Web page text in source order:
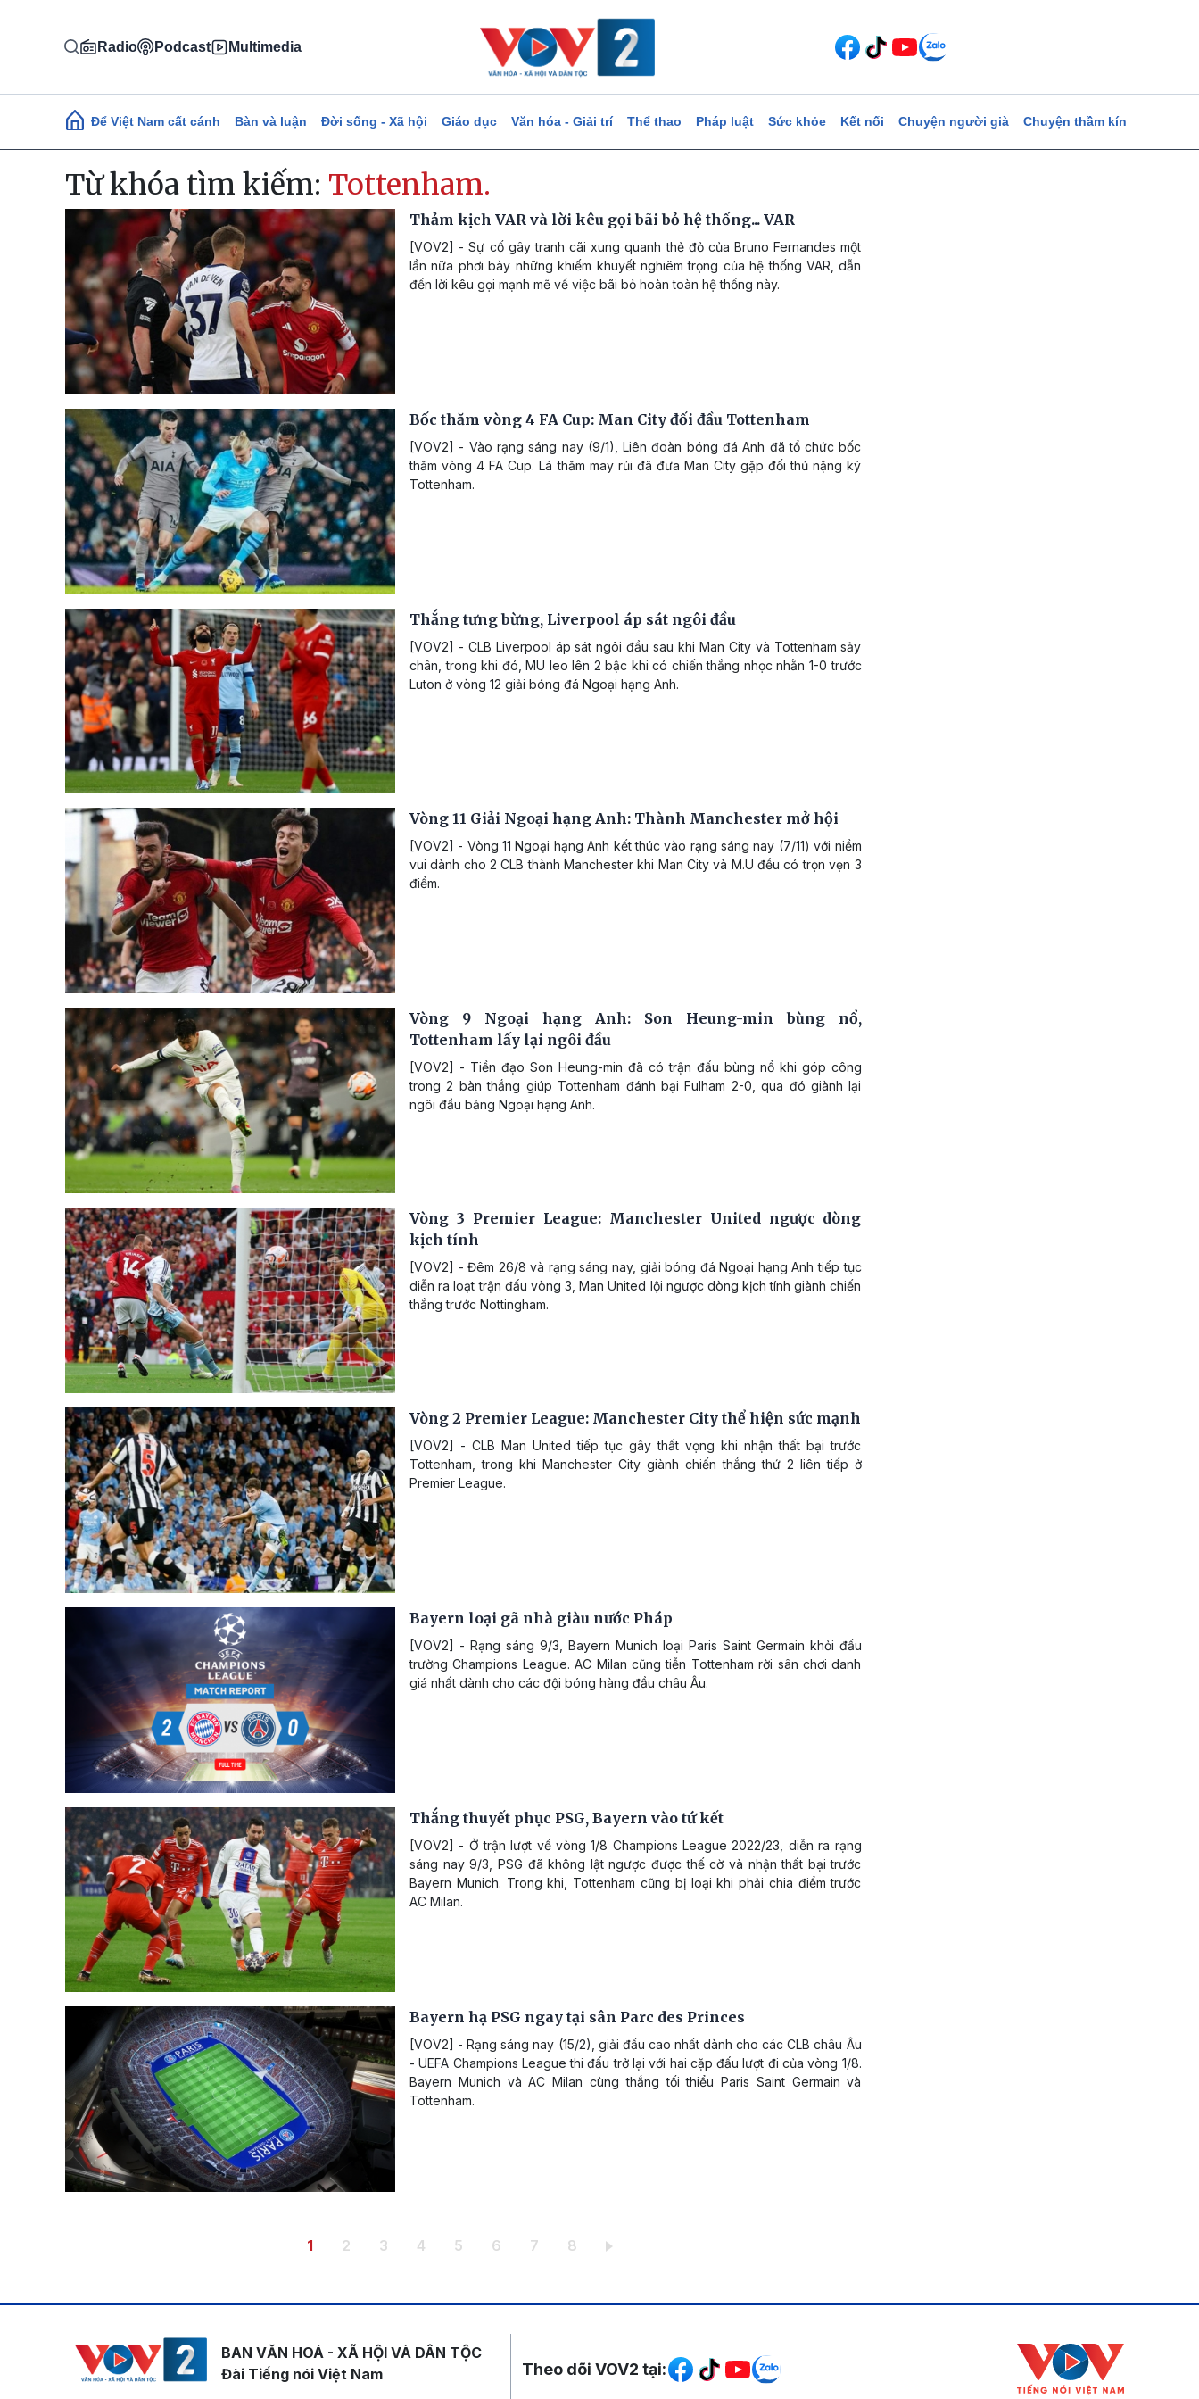
Radio Podcast Multimedia
Main navigation
Để Việt Nam cất cánh Bàn và luận Đời sống - Xã hội Giáo dục Văn hóa - Giải trí Thể thao Pháp luật Sức khỏe Kết nối Chuyện người già Chuyện thầm kín
Từ khóa tìm kiếm: Tottenham.
Thảm kịch VAR và lời kêu gọi bãi bỏ hệ thống... VAR
[VOV2] - Sự cố gây tranh cãi xung quanh thẻ đỏ của Bruno Fernandes một
lần nữa phơi bày những khiếm khuyết nghiêm trọng của hệ thống VAR, dẫn
đến lời kêu gọi mạnh mẽ về việc bãi bỏ hoàn toàn hệ thống này.
Bốc thăm vòng 4 FA Cup: Man City đối đầu Tottenham
[VOV2] - Vào rạng sáng nay (9/1), Liên đoàn bóng đá Anh đã tổ chức bốc
thăm vòng 4 FA Cup. Lá thăm may rủi đã đưa Man City gặp đối thủ nặng ký
Tottenham.
Thắng tưng bừng, Liverpool áp sát ngôi đầu
[VOV2] - CLB Liverpool áp sát ngôi đầu sau khi Man City và Tottenham sảy
chân, trong khi đó, MU leo lên 2 bậc khi có chiến thắng nhọc nhằn 1-0 trước
Luton ở vòng 12 giải bóng đá Ngoại hạng Anh.
Vòng 11 Giải Ngoại hạng Anh: Thành Manchester mở hội
[VOV2] - Vòng 11 Ngoại hạng Anh kết thúc vào rạng sáng nay (7/11) với niềm
vui dành cho 2 CLB thành Manchester khi Man City và M.U đều có trọn vẹn 3
điểm.
Vòng 9 Ngoại hạng Anh: Son Heung-min bùng nổ,
Tottenham lấy lại ngôi đầu
[VOV2] - Tiền đạo Son Heung-min đã có trận đấu bùng nổ khi góp công
trong 2 bàn thắng giúp Tottenham đánh bại Fulham 2-0, qua đó giành lại
ngôi đầu bảng Ngoại hạng Anh.
Vòng 3 Premier League: Manchester United ngược dòng
kịch tính
[VOV2] - Đêm 26/8 và rạng sáng nay, giải bóng đá Ngoại hạng Anh tiếp tục
diễn ra loạt trận đấu vòng 3, Man United lội ngược dòng kịch tính giành chiến
thắng trước Nottingham.
Vòng 2 Premier League: Manchester City thể hiện sức mạnh
[VOV2] - CLB Man United tiếp tục gây thất vọng khi nhận thất bại trước
Tottenham, trong khi Manchester City giành chiến thắng thứ 2 liên tiếp ở
Premier League.
Bayern loại gã nhà giàu nước Pháp
[VOV2] - Rạng sáng 9/3, Bayern Munich loại Paris Saint Germain khỏi đấu
trường Champions League. AC Milan cũng tiễn Tottenham rời sân chơi danh
giá nhất dành cho các đội bóng hàng đầu châu Âu.
Thắng thuyết phục PSG, Bayern vào tứ kết
[VOV2] - Ở trận lượt về vòng 1/8 Champions League 2022/23, diễn ra rạng
sáng nay 9/3, PSG đã không lật ngược được thế cờ và nhận thất bại trước
Bayern Munich. Trong khi, Tottenham cũng bị loại khi phải chia điểm trước
AC Milan.
Bayern hạ PSG ngay tại sân Parc des Princes
[VOV2] - Rạng sáng nay (15/2), giải đấu cao nhất dành cho các CLB châu Âu
- UEFA Champions League thi đấu trở lại với hai cặp đấu lượt đi của vòng 1/8.
Bayern Munich và AC Milan cùng thắng tối thiểu Paris Saint Germain và
Tottenham.
Trang hiện thời
1 Trang
2 Trang
3 Trang
4 Trang
5 Trang
6 Trang
7 Trang
8
BAN VĂN HOÁ - XÃ HỘI VÀ DÂN TỘC
Đài Tiếng nói Việt Nam
Mạng xã hội
Theo dõi VOV2 tại: